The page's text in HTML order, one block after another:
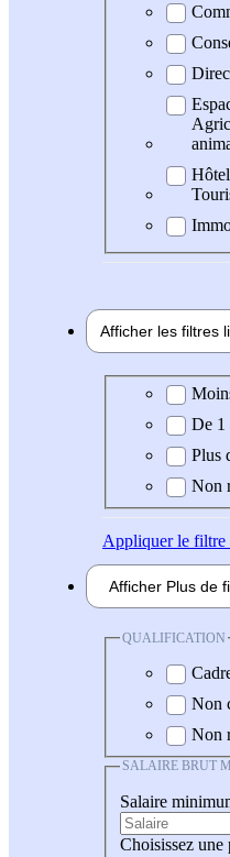
Afficher les filtres
Expérience
De 1
Plus
Non
Appliquerle filtre
Afficher Plus de
QUALIFICATION
Non
Non
SALAIRE BRUT
Salaire
Choisissez une